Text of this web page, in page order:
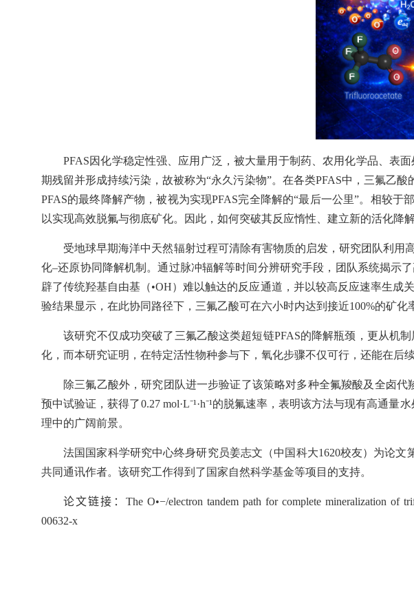
PFAS因化学稳定性强、应用广泛，被大量用于制药、农用化学品、表
期残留并形成持续污染，故被称为“永久污染物”。在各类PFAS中，三氟乙酸
PFAS的最终降解产物，被视为实现PFAS完全降解的“最后一公里”。相较于
以实现高效脱氟与彻底矿化。因此，如何突破其反应惰性、建立新的活化降
受地球早期海洋中天然辐射过程可清除有害物质的启发，研究团队利
化–还原协同降解机制。通过脉冲辐解等时间分辨研究手段，团队系统揭示
辟了传统羟基自由基（•OH）难以触达的反应通道，并以较高反应速率生成
验结果显示，在此协同路径下，三氟乙酸可在六小时内达到接近100%的矿化
该研究不仅成功突破了三氟乙酸这类超短链PFAS的降解瓶颈，更从机
化，而本研究证明，在特定活性物种参与下，氧化步骤不仅可行，还能在后
除三氟乙酸外，研究团队进一步验证了该策略对多种全氟羧酸及全卤
预中试验证，获得了0.27 mol·L⁻¹·h⁻¹的脱氟速率，表明该方法与现有高通量
理中的广阔前景。
法国国家科学研究中心终身研究员姜志文（中国科大1620校友）为论文
共同通讯作者。该研究工作得到了国家自然科学基金等项目的支持。
论文链接： The O•−/electron tandem path for complete mineralization of
00632-x